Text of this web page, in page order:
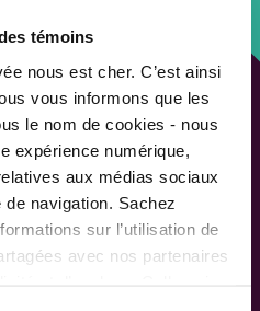
témoins
nous est cher. C’est ainsi
vous informons que les
le nom de cookies - nous
expérience numérique,
aux médias sociaux
de navigation. Sachez
sur l’utilisation de
avec nos partenaires